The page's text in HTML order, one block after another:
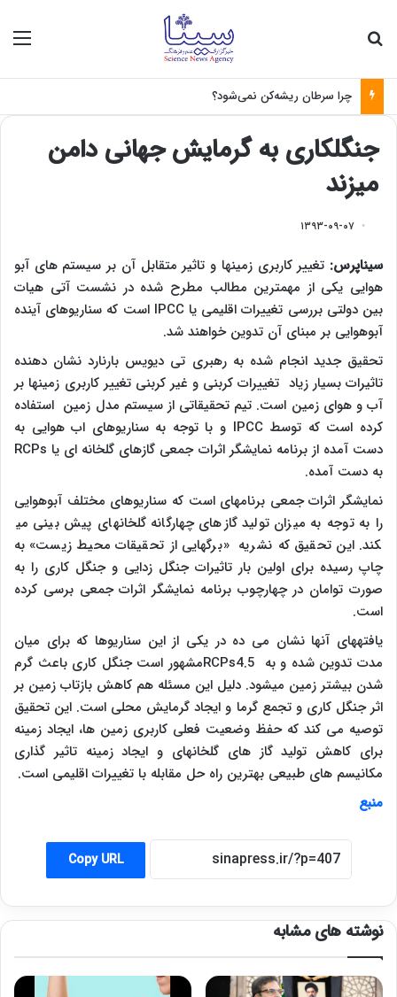
چرا سرطان ریشه‌کن نمی‌شود؟
جنگل​کاری به گرمایش جهانی دامن
می​زند
۱۳۹۳-۰۹-۰۷
سیناپرس: تغییر کاربری زمین​ها و تاثیر متقابل آن بر سیستم های آب​و​
هوایی یکی از مهمترین مطالب مطرح شده در نشست آتی هیات
بین دولتی بررسی تغییرات اقلیمی یاIPCC است که سناریو​های آینده
آب​وهوایی بر مبنای آن تدوین خواهند شد.
تحقیق جدید انجام شده به رهبری تی دیویس بارنارد نشان دهنده
تاثیرات بسیار زیاد تغییرات کربنی و غیر کربنی تغییر کاربری زمین​ها بر
آب و هوای زمین است. تیم تحقیقاتی از سیستم مدل زمین استفاده
کرده است که توسطIPCC و با توجه به سناریو​های اب هوایی به
دست آمده از برنامه نمایشگر اثرات جمعی گاز​های گلخانه ای یا RCPs
به دست آمده.
نمایشگر اثرات جمعی برنامه​ای است که سناریو​های مختلف آب​و​هوایی
را به توجه به میزان تولید گاز​های چها​رگانه گلخانه​ای پیش بینی می​
کند. این تحقیق که نشریه «برگ​هایی از تحقیقات محیط زیست» به
چاپ رسیده برای اولین بار تاثیرات جنگل زدایی و جنگل کاری را به
صورت توامان در چهارچوب برنامه نمایشگر اثرات جمعی برسی کرده
است.
یافته​های آنها نشان می ده در یکی از این سناریو​ها که برای میان
مدت تدوین شده و به RCPs4.5مشهور است جنگل کاری باعث گرم
شدن بیشتر زمین می​شود. دلیل این مسئله هم کاهش بازتاب زمین بر
اثر جنگل کاری و تجمع گرما و ایجاد گرمایش محلی است. این تحقیق
توصیه می کند که حفظ وضعیت فعلی کاربری زمین ها، ایجاد زمینه
برای کاهش تولید گاز های گلخانه​ای و ایجاد زمینه تاثیر گذاری
مکانیسم های طبیعی بهترین راه حل مقابله با تغییرات اقلیمی است.
منبع
Copy URL
نوشته های مشابه